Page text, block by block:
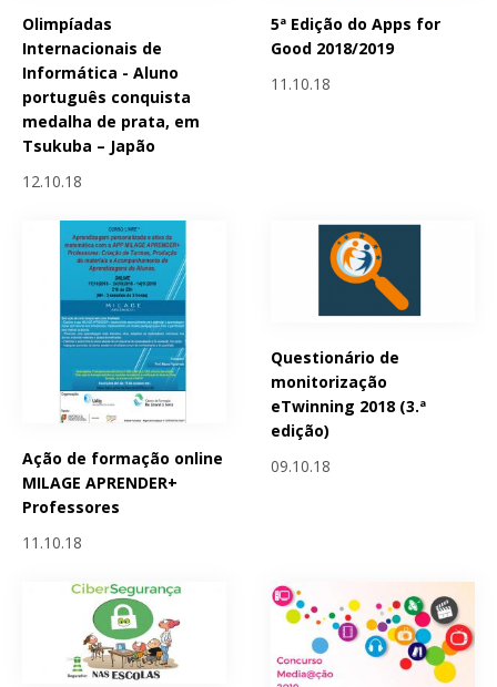
Olimpíadas
Internacionais de
Informática - Aluno
português conquista
medalha de prata, em
Tsukuba – Japão
12.10.18
5ª Edição do Apps for
Good 2018/2019
11.10.18
Ação de formação online
MILAGE APRENDER+
Professores
11.10.18
Questionário de
monitorização
eTwinning 2018 (3.ª
edição)
09.10.18